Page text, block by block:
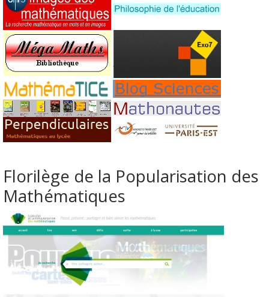
Florilège de la Popularisation des
Mathématiques